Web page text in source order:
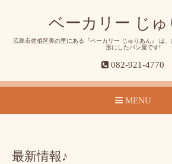
ベーカリー じゅ
広島市佐伯区美の里にある『ベーカリー じゅりあん』 は
形にしたパン屋です!
082-921-4770
MENU
最新情報♪